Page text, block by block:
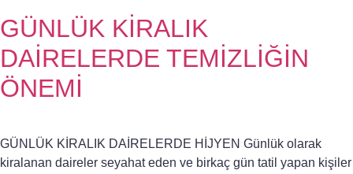
GÜNLÜK KİRALIK
DAİRELERDE TEMİZLİĞİN
ÖNEMİ
GÜNLÜK KİRALIK DAİRELERDE HİJYEN Günlük olarak
kiralanan daireler seyahat eden ve birkaç gün tatil yapan kişiler